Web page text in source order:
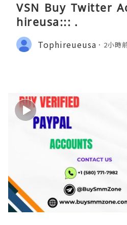
VSN Buy Twitter
hireusa::: .
Tophireueusa 2小時